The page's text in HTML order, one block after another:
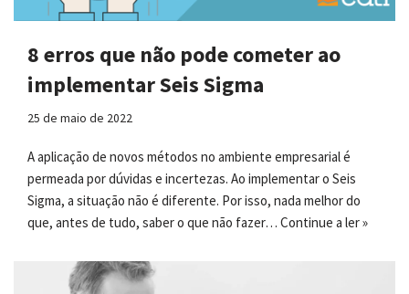
8 erros que não pode cometer ao
implementar Seis Sigma
25 de maio de 2022
A aplicação de novos métodos no ambiente empresarial é
permeada por dúvidas e incertezas. Ao implementar o Seis
Sigma, a situação não é diferente. Por isso, nada melhor do
que, antes de tudo, saber o que não fazer… Continue a ler »